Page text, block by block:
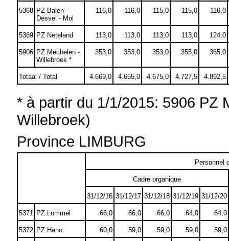
5368 PZ Balen -
Dessel - Mol
116,0 116,0 115,0 115,0 116,0
5369 PZ Neteland 113,0 113,0 113,0 113,0 124,0
5906 PZ Mechelen -
Willebroek *
353,0 353,0 353,0 355,0 365,0
Totaal / Total 4.669,0 4.655,0 4.675,0 4.727,5 4.892,5
* à partir du 1/1/2015: 5906 PZ
Willebroek)
Province LIMBURG
Personnel
Cadre organique
31/12/16 31/12/17 31/12/18 31/12/19 31/12/20
5371 PZ Lommel 66,0 66,0 66,0 64,0 64,0
5372 PZ Hano 60,0 59,0 59,0 59,0 59,0